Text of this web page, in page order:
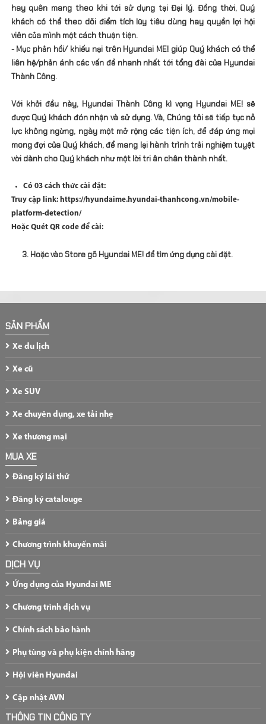
hay quên mang theo khi tới sử dụng tại Đại lý. Đồng thời, Quý
khách có thể theo dõi điểm tích lũy tiêu dùng hay quyền lợi hội
viên của mình một cách thuận tiện.
- Mục phản hồi/ khiếu nại trên Hyundai ME! giúp Quý khách có thể
liên hệ/phản ánh các vấn đề nhanh nhất tới tổng đài của Hyundai
Thành Công.
Với khởi đầu này, Hyundai Thành Công kì vọng Hyundai ME! sẽ
được Quý khách đón nhận và sử dụng. Và, Chúng tôi sẽ tiếp tục nỗ
lực không ngừng, ngày một mở rộng các tiện ích, để đáp ứng mọi
mong đợi của Quý khách, để mang lại hành trình trải nghiệm tuyệt
vời dành cho Quý khách như một lời tri ân chân thành nhất.
Có 03 cách thức cài đặt:
Truy cập link: https://hyundaime.hyundai-thanhcong.vn/mobile-
platform-detection/
Hoặc Quét QR code để cài:
3. Hoặc vào Store gõ Hyundai ME! để tìm ứng dụng cài đặt.
SẢN PHẨM
Xe du lịch
Xe cũ
Xe SUV
Xe chuyên dụng, xe tải nhẹ
Xe thương mại
MUA XE
Đăng ký lái thử
Đăng ký catalouge
Bảng giá
Chương trình khuyến mãi
DỊCH VỤ
Ứng dụng của Hyundai ME
Chương trình dịch vụ
Chính sách bảo hành
Phụ tùng và phụ kiện chính hãng
Hội viên Hyundai
Cập nhật AVN
THÔNG TIN CÔNG TY